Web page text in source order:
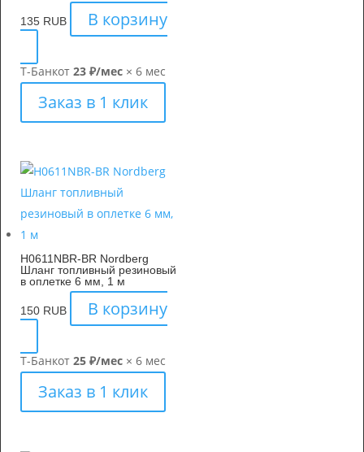
135 RUB В корзину
Т-Банкот 23 ₽/мес × 6 мес
Заказ в 1 клик
H0611NBR-BR Nordberg
Шланг топливный резиновый
в оплетке 6 мм, 1 м
150 RUB В корзину
Т-Банкот 25 ₽/мес × 6 мес
Заказ в 1 клик